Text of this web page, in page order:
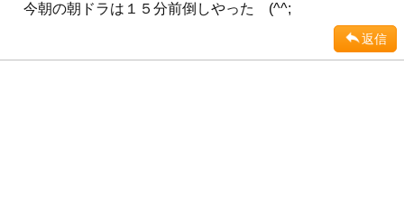
今朝の朝ドラは１５分前倒しやった (^^;
返信